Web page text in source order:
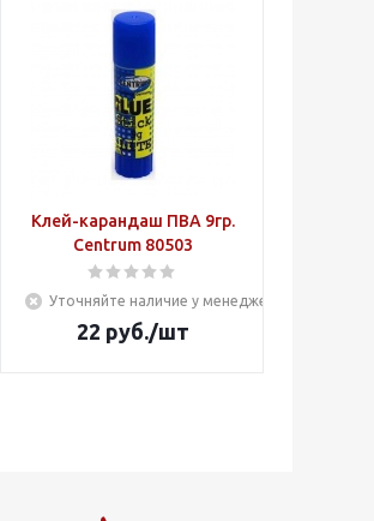
Клей-карандаш ПВА 9гр.
Centrum 80503
Уточняйте наличие у менеджера
22 руб./шт